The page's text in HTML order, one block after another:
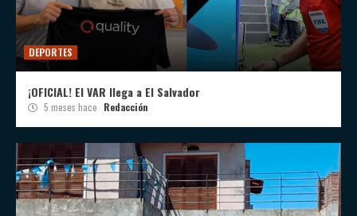
DEPORTES
¡OFICIAL! El VAR llega a El Salvador
5 meses hace Redacción